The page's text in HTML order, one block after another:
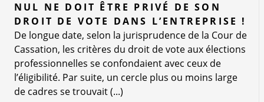
NUL NE DOIT ÊTRE PRIVÉ DE SON
DROIT DE VOTE DANS L’ENTREPRISE !
De longue date, selon la jurisprudence de la Cour de
Cassation, les critères du droit de vote aux élections
professionnelles se confondaient avec ceux de
l’éligibilité. Par suite, un cercle plus ou moins large
de cadres se trouvait (...)